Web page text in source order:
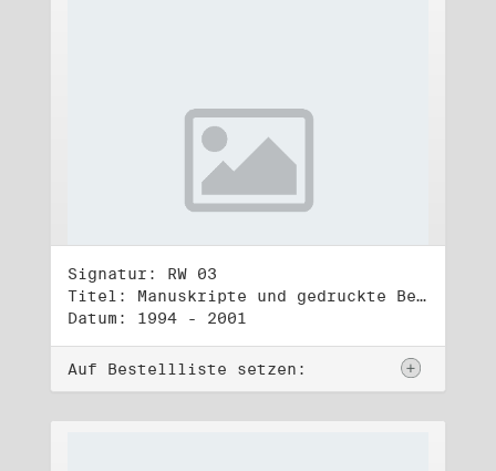
Signatur: RW 03
Titel: Manuskripte und gedruckte Belege (3)
Datum: 1994 - 2001
Auf Bestellliste setzen: